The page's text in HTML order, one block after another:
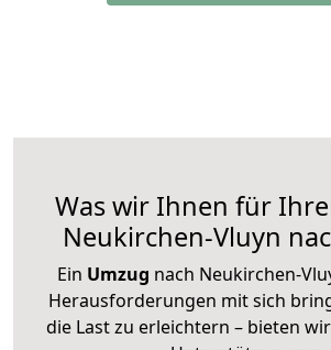
Was wir Ihnen für
Neukirchen-Vluyn
Ein Umzug nach Neukirchen-
Herausforderungen mit sich
die Last zu erleichtern – bieten